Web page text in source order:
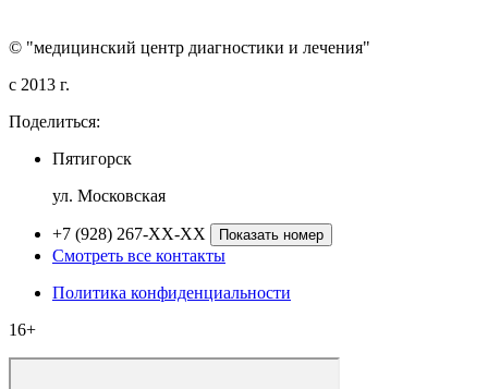
© "медицинский центр диагностики и лечения"
c 2013 г.
Поделиться:
Пятигорск
ул. Московская
+7 (928) 267-XX-XX Показать номер
Смотреть все контакты
Политика конфиденциальности
16+